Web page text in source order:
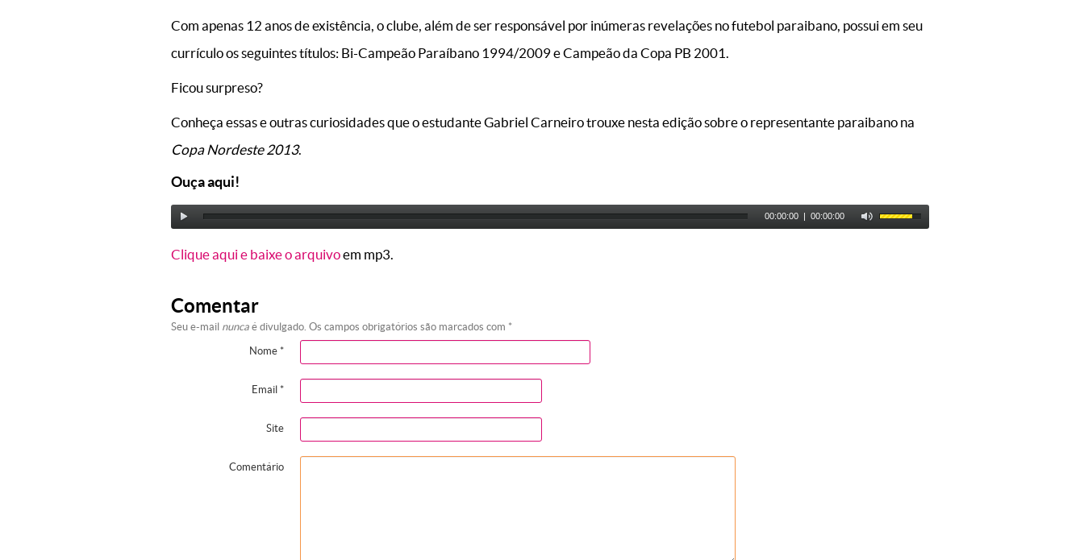
Com apenas 12 anos de existência, o clube, além de ser responsável por inúmeras revelações no futebol paraibano, possui em seu
currículo os seguintes títulos: Bi-Campeão Paraíbano 1994/2009 e Campeão da Copa PB 2001.
Ficou surpreso?
Conheça essas e outras curiosidades que o estudante Gabriel Carneiro trouxe nesta edição sobre o representante paraibano na
Copa Nordeste 2013.
Ouça aqui!
00:00:00 | 00:00:00
Clique aqui e baixe o arquivoem mp3.
Comentar
Seu e-mail nunca é divulgado. Os campos obrigatórios são marcados com *
Nome *
Email *
Site
Comentário